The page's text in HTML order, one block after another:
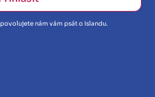
nám vám psát o Islandu.